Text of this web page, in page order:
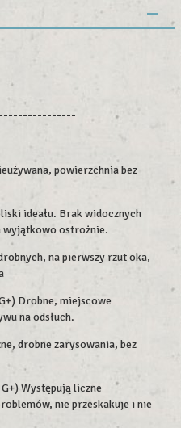
powierzchnia bez
ideału. Brak widocznych
wyjątkowo ostrożnie.
na pierwszy rzut oka,
Drobne, miejscowe
na odsłuch.
drobne zarysowania, bez
Występują liczne
nie przeskakuje i nie